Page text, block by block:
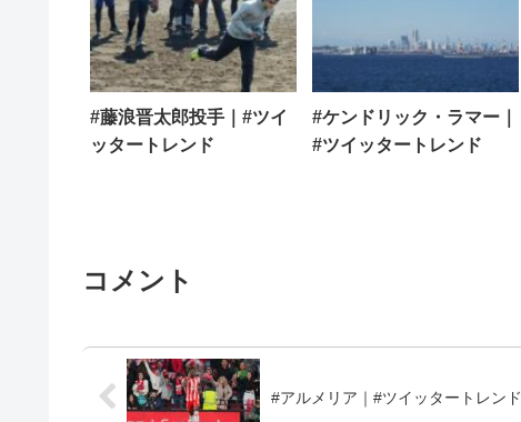
#藤浪晋太郎投手｜#ツイ
ッタートレンド
#ケンドリック・ラマー｜
#ツイッタートレンド
コメント
#アルメリア｜#ツイッタートレンド